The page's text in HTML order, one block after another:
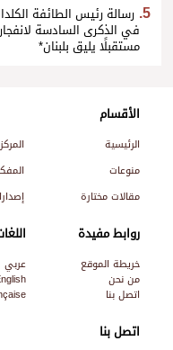
رسالة رئيس الطائفة
في الذكرى السادسة
مستقبلًا يليق بلبنان*
اتصل بنا
الأقسام
الرئيسية
منوعات
مقالات مختارة
روابط مفيدة
خريطة الموقع
من نحن
اتصل بنا
عربي